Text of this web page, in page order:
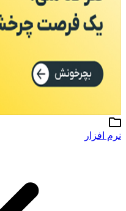
نرم افزار